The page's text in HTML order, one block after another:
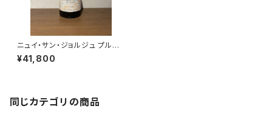
ニュイ・サン・ジョルジュ プルミ
エ・クリュ レ・プリュリエ 2012
ロベール・シュヴィヨン 赤ワイン
¥41,800
同じカテゴリの商品